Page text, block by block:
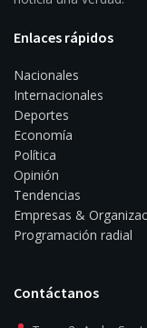
Enlaces rápidos
Nacionales
Internacionales
Deportes
Economía
Política
Opinión
Tendencias
Empresas &
Programación radial
Contáctanos